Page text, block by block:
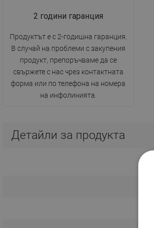
2 години гаранция
Продуктът е с 2-годишна гаранция.
В случай на проблеми с закупения
продукт, препоръчваме да се
свържете с нас чрез контактната
форма или по телефона на номера
на инфолинията.
Детайли за продукта